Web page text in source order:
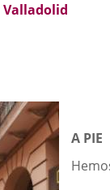
Valladolid
A PIE